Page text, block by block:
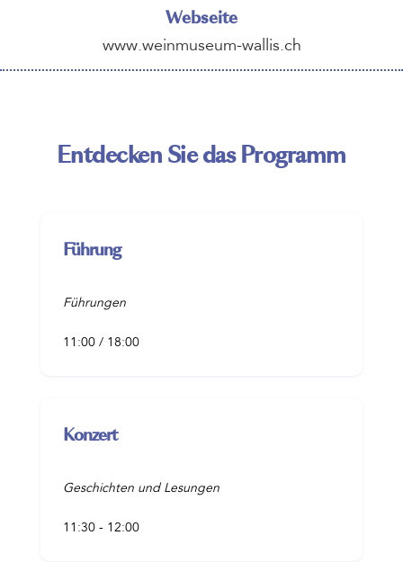
Webseite
www.weinmuseum-wallis.ch
Entdecken Sie das Programm
Führung
Führungen
11:00 / 18:00
Konzert
Geschichten und Lesungen
11:30 - 12:00